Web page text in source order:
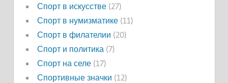
Спорт в искусстве(27)
Спорт в нумизматике(11)
Спорт в филателии (20)
Спорт и политика (7)
Спорт на селе(17)
Спортивные значки (12)